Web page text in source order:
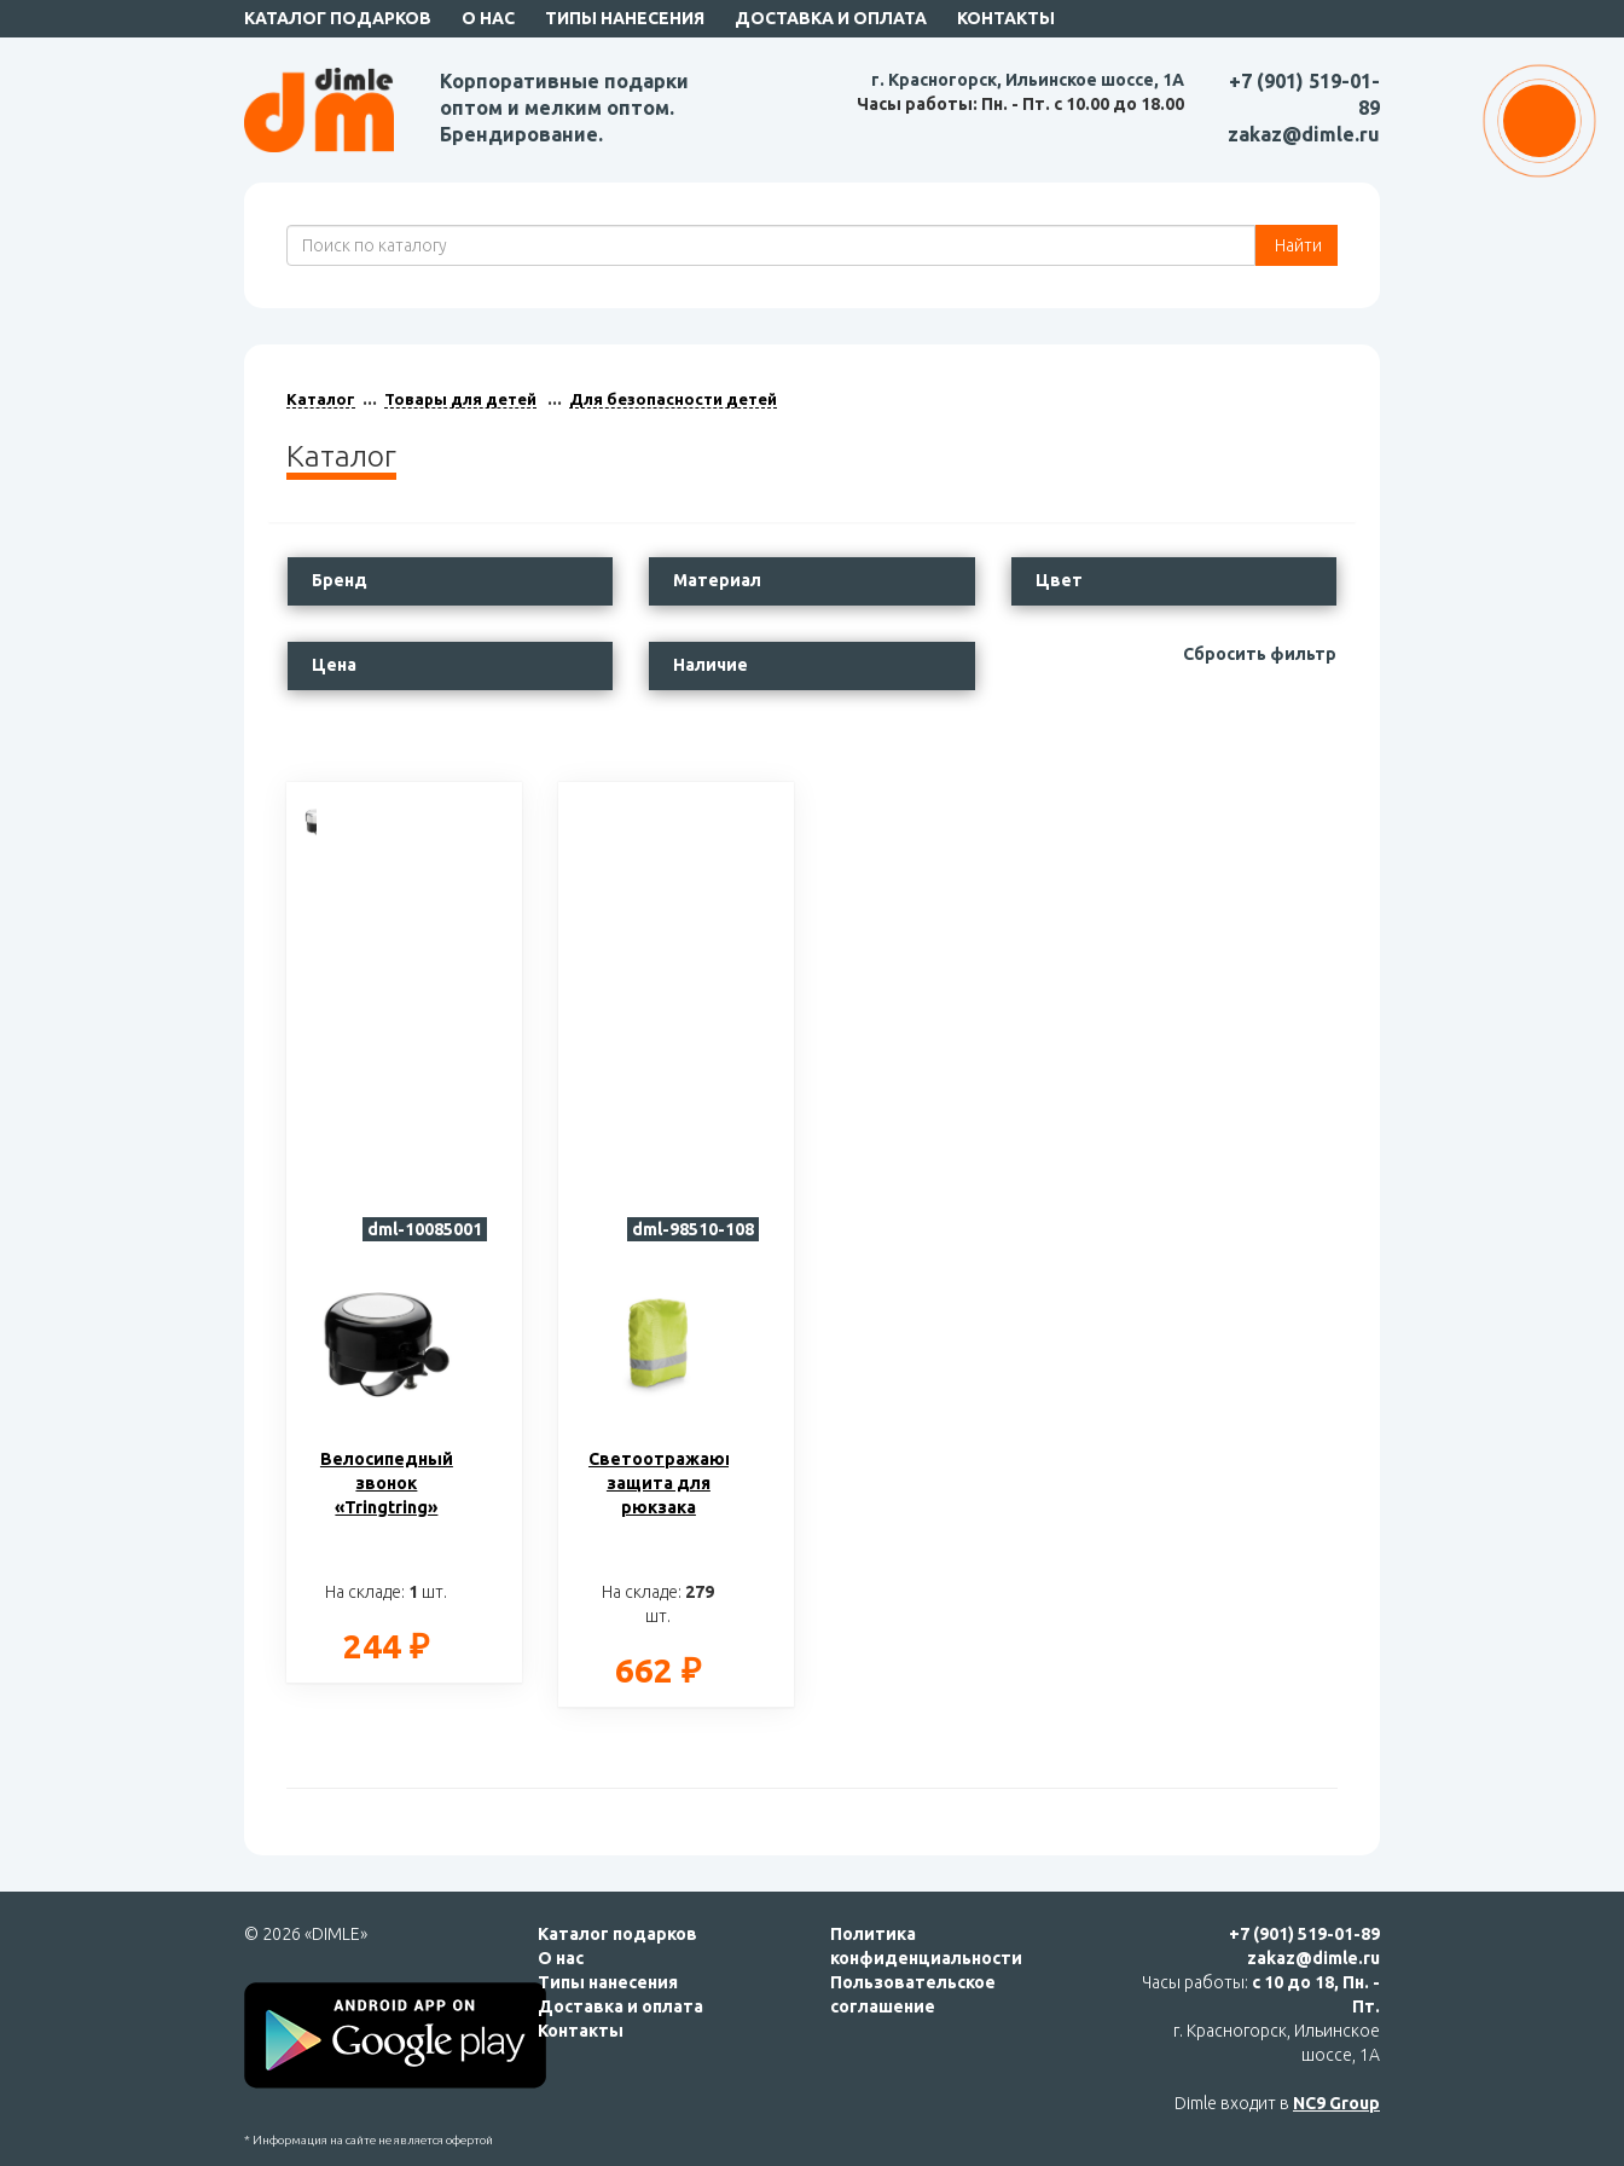
КАТАЛОГ ПОДАРКОВ О НАС ТИПЫ НАНЕСЕНИЯ ДОСТАВКА И ОПЛАТА КОНТАКТЫ
Корпоративные подарки
оптом и мелким оптом.
Брендирование.
г. Красногорск, Ильинское шоссе, 1А
Часы работы: Пн. - Пт. с 10.00 до 18.00
+7 (901) 519-01-
89
zakaz@dimle.ru
Найти
Каталог Товары для детей Для безопасности детей
Каталог
Бренд Материал Цвет
Цена Наличие
Сбросить фильтр
Велосипедный
звонок
«Tringtring»
На складе: 1 шт.
244 ₽
dml-10085001
Светоотражающая
защита для
рюкзака
На складе: 279
шт.
662 ₽
dml-98510-108
© 2026 «DIMLE»
Каталог подарков
О нас
Типы нанесения
Доставка и оплата
Контакты
Политика
конфиденциальности
Пользовательское
соглашение
+7 (901) 519-01-89
zakaz@dimle.ru
Часы работы: с 10 до 18, Пн. -
Пт.
г. Красногорск, Ильинское
шоссе, 1А
Dimle входит в NC9 Group
* Информация на сайте не является офертой